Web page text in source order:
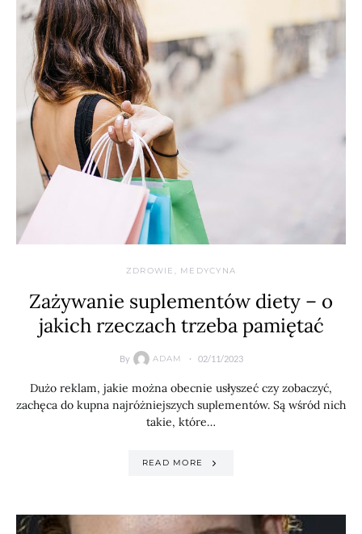
ZDROWIE, MEDYCYNA
Zażywanie suplementów diety – o
jakich rzeczach trzeba pamiętać
By ADAM 02/11/2023
Dużo reklam, jakie można obecnie usłyszeć czy zobaczyć,
zachęca do kupna najróżniejszych suplementów. Są wśród nich
takie, które…
READ MORE